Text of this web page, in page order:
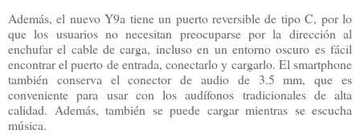
Además, el nuevo Y9a tiene un puerto reversible de tipo C, por lo
que los usuarios no necesitan preocuparse por la dirección al
enchufar el cable de carga, incluso en un entorno oscuro es fácil
encontrar el puerto de entrada, conectarlo y cargarlo. El smartphone
también conserva el conector de audio de 3.5 mm, que es
conveniente para usar con los audífonos tradicionales de alta
calidad. Además, también se puede cargar mientras se escucha
música.